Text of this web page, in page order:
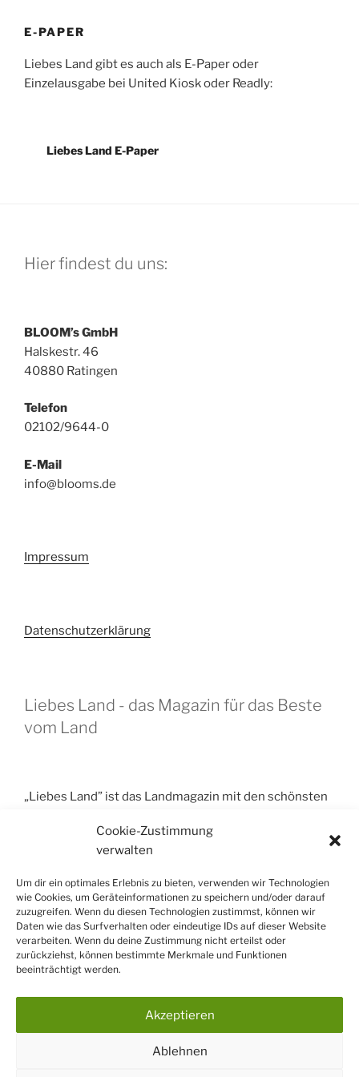
Cookie-Zustimmung
verwalten
Um dir ein optimales Erlebnis zu bieten, verwenden wir Technologien
wie Cookies, um Geräteinformationen zu speichern und/oder darauf
zuzugreifen. Wenn du diesen Technologien zustimmst, können wir
Daten wie das Surfverhalten oder eindeutige IDs auf dieser Website
verarbeiten. Wenn du deine Zustimmung nicht erteilst oder
zurückziehst, können bestimmte Merkmale und Funktionen
beeinträchtigt werden.
Akzeptieren
Ablehnen
E-PAPER
Liebes Land gibt es auch als E-Paper oder
Einzelausgabe bei United Kiosk oder Readly:
Liebes Land E-Paper
Hier findest du uns:
BLOOM’s GmbH
Halskestr. 46
40880 Ratingen
Telefon
02102/9644-0
E-Mail
info@blooms.de
Impressum
Datenschutzerklärung
Liebes Land - das Magazin für das Beste
vom Land
„Liebes Land” ist das Landmagazin mit den schönsten
ländliche Leben: Deko, Garten, Landwerkstatt, Kreativ,
Kochen, Tipps und vieles mehr.
Suchen
Suchen
Cookie-